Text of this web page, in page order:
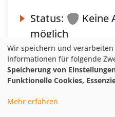
Status:
Keine
möglich
Datum:Di.
18.03.2026
Ort:Coesfeld
Anbieter*in:
Wir speichern und
Informationen für folgende
Speicherung von
Funktionelle Cookies,
Mehr erfahren